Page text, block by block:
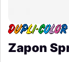
Zapon